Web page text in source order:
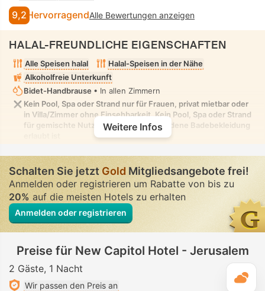
9,2 HervorragendAlle Bewertungen anzeigen
HALAL-FREUNDLICHE EIGENSCHAFTEN
Alle Speisen halal
Halal-Speisen in der Nähe
Alkoholfreie Unterkunft
Bidet-Handbrause • In allen Zimmern
Kein Pool, Spa oder Strand nur für Frauen, privat mietbar oder
in Villa/Zimmer ohne Einsehbarkeit. Kein Pool, Spa oder Strand
für gemischte Nutzung, in dem bescheidene Badebekleidung
Weitere Infos
Schalten Sie jetztGold Mitgliedsangebote frei!
Anmelden oder registrieren um Rabatte von bis zu
20%auf die meisten Hotels zu erhalten
Anmelden oder registrieren
Preise für New Capitol Hotel - Jerusalem
2 Gäste 1 Nacht
Wir passen den Preis an